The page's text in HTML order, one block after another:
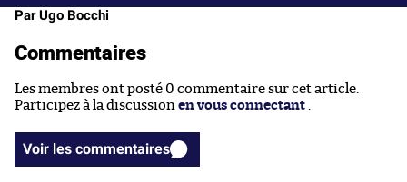
Par Ugo Bocchi
Commentaires
Les membres ont posté 0 commentaire sur cet article.
Participez à la discussion en vous connectant
Voir les commentaires